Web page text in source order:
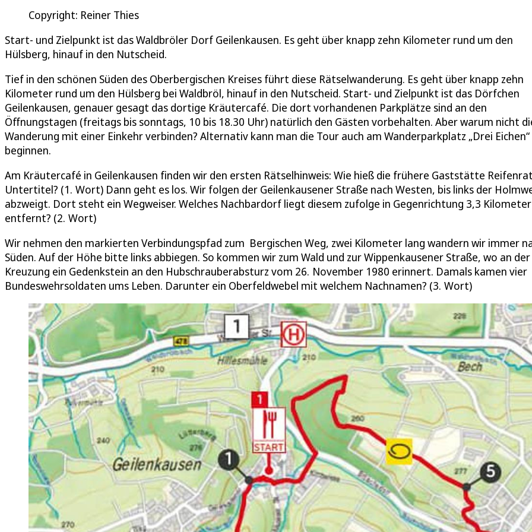
Copyright: Reiner Thies
Start- und Zielpunkt ist das Waldbröler Dorf Geilenkausen. Es geht über knapp zehn Kilometer rund um den
Hülsberg, hinauf in den Nutscheid.
Tief in den schönen Süden des Oberbergischen Kreises führt diese Rätselwanderung. Es geht über knapp zehn
Kilometer rund um den Hülsberg bei Waldbröl, hinauf in den Nutscheid. Start- und Zielpunkt ist das Dörfchen
Geilenkausen, genauer gesagt das dortige Kräutercafé. Die dort vorhandenen Parkplätze sind an den
Öffnungstagen (freitags bis sonntags, 10 bis 18.30 Uhr) natürlich den Gästen vorbehalten. Aber warum nicht
Wanderung mit einer Einkehr verbinden? Alternativ kann man die Tour auch am Wanderparkplatz „Drei Eichen“
beginnen.
Am Kräutercafé in Geilenkausen finden wir den ersten Rätselhinweis: Wie hieß die frühere Gaststätte
Untertitel? (1. Wort) Dann geht es los. Wir folgen der Geilenkausener Straße nach Westen, bis links der
abzweigt. Dort steht ein Wegweiser. Welches Nachbardorf liegt diesem zufolge in Gegenrichtung 3,3 Kilometer
entfernt? (2. Wort)
Wir nehmen den markierten Verbindungspfad zum Bergischen Weg, zwei Kilometer lang wandern wir immer
Süden. Auf der Höhe bitte links abbiegen. So kommen wir zum Wald und zur Wippenkausener Straße, wo an der
Kreuzung ein Gedenkstein an den Hubschrauberabsturz vom 26. November 1980 erinnert. Damals kamen vier
Bundeswehrsoldaten ums Leben. Darunter ein Oberfeldwebel mit welchem Nachnamen? (3. Wort)